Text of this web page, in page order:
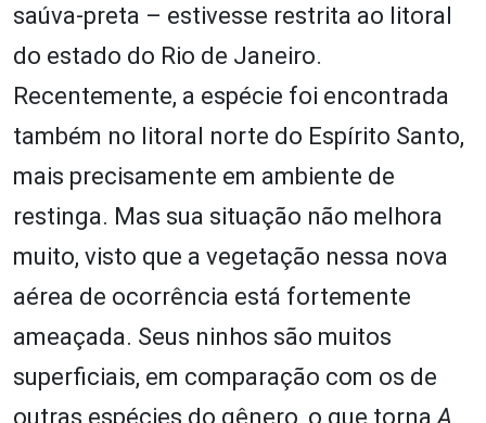
saúva-preta – estivesse restrita ao litoral
do estado do Rio de Janeiro.
Recentemente, a espécie foi encontrada
também no litoral norte do Espírito Santo,
mais precisamente em ambiente de
restinga. Mas sua situação não melhora
muito, visto que a vegetação nessa nova
aérea de ocorrência está fortemente
ameaçada. Seus ninhos são muitos
superficiais, em comparação com os de
outras espécies do gênero, o que torna A.